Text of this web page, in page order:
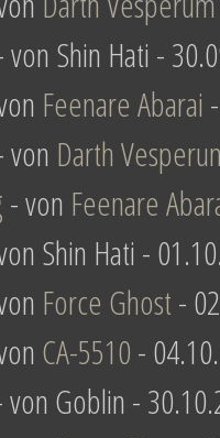
von Shin Hati -
Feenare Abarai
von Darth
- von Feenare
Shin Hati -
Force Ghost-
CA-5510-
von Goblin -